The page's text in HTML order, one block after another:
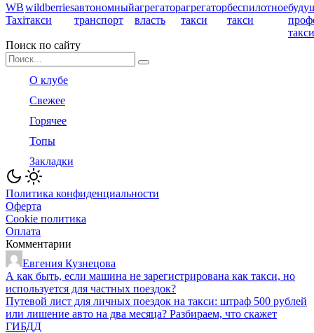
WB
Taxi
wildberries
такси
автономный
транспорт
агрегатор
власть
агрегатор
такси
беспилотное
такси
Поиск по сайту
Search
for:
О клубе
Свежее
Горячее
Топы
Закладки
Политика конфиденциальности
Оферта
Cookie политика
Оплата
Комментарии
Евгения Кузнецова
А как быть, если машина не зарегистрирована как такси, но
используется для частных поездок?
Путевой лист для личных поездок на такси: штраф 500 рублей
или лишение авто на два месяца? Разбираем, что скажет
ГИБДД